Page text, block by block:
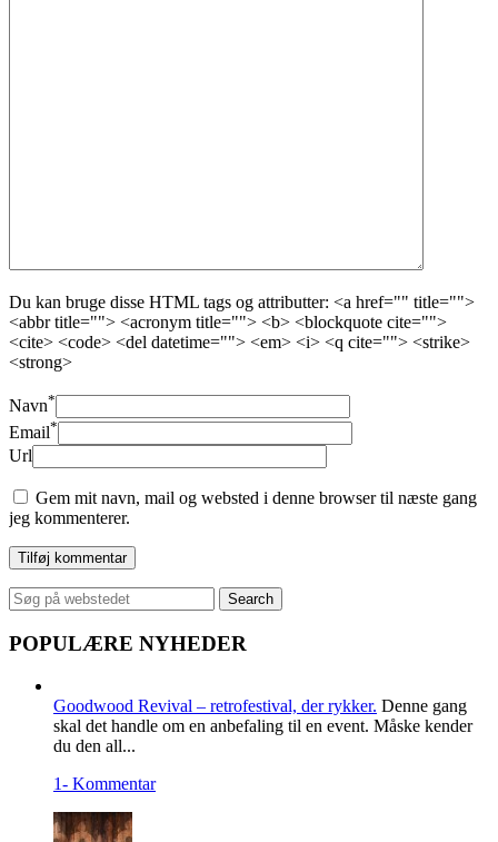
Du kan bruge disse HTML tags og attributter: <a href="" title="">
<abbr title=""> <acronym title=""> <b> <blockquote cite="">
<cite> <code> <del datetime=""> <em> <i> <q cite=""> <strike>
<strong>
Navn*
Email*
Url
Gem mit navn, mail og websted i denne browser til næste gang
jeg kommenterer.
Search
for:
POPULÆRE NYHEDER
Goodwood Revival – retrofestival, der rykker. Denne gang
skal det handle om en anbefaling til en event. Måske kender
du den all...
1- Kommentar